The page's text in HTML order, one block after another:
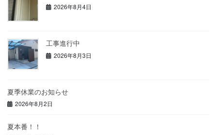
2026年8月4日
工事進行中
2026年8月3日
夏季休業のお知らせ
2026年8月2日
夏本番！！